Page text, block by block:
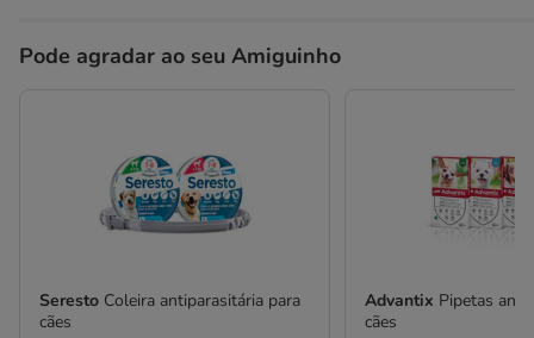
Pode agradar ao seu Amiguinho
Seresto Coleira antiparasitária para
cães
Advantix Pipetas
cães